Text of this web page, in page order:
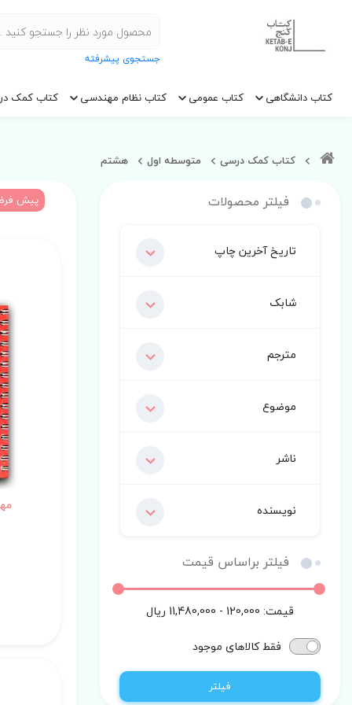
جستجوی پیشرفته
کتاب دانشگاهی کتاب عمومی کتاب نظام مهندسی کتاب کمک
کتاب کمک درسی متوسطه اول هشتم
فیلتر محصولات
تاریخ آخرین چاپ
شابک
مترجم
موضوع
ناشر
نویسنده
فیلتر براساس قیمت
قیمت: 120,000 - 11,480,000
ریال
فقط کالاهای موجود
فیلتر
پیش